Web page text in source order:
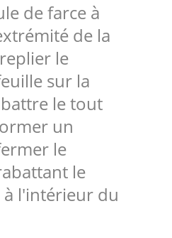
de farce à
de la
le
sur la
le tout
un
le
le
l'intérieur du